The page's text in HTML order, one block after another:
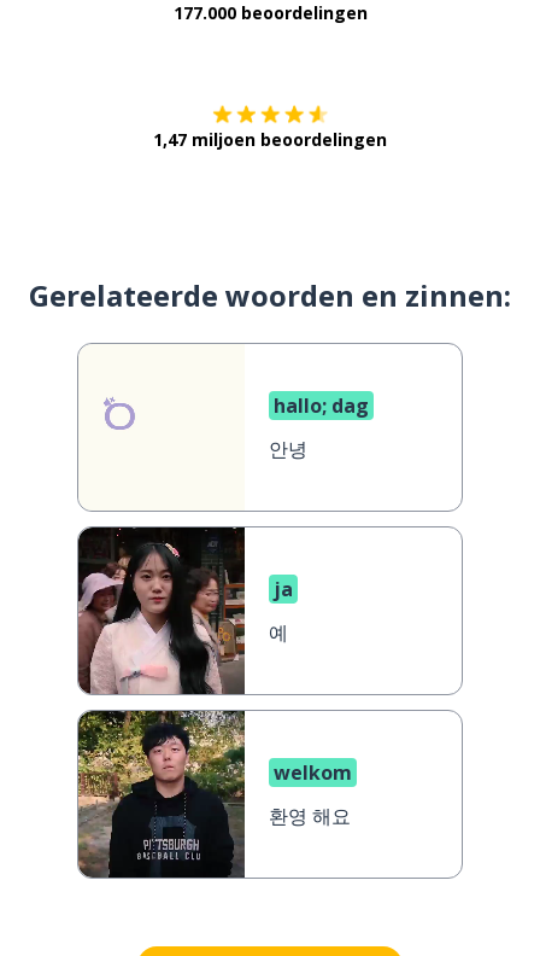
177.000 beoordelingen
1,47 miljoen beoordelingen
Gerelateerde woorden en zinnen:
hallo; dag
안녕
ja
예
welkom
환영 해요